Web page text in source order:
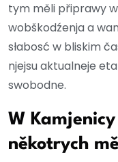
tym měli připrawy
wobškodźenja a
słabosć w bliskim
njejsu aktualneje
swobodne.
W
někotrych